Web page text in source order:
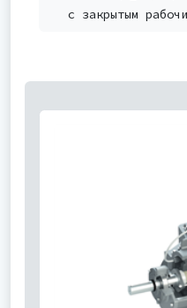
с закрытым